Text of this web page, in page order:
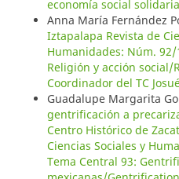
economía social
Anna María Fernández
Iztapalapa Revista de
Humanidades: Núm.
Religión y acción social/
Coordinador del TC
Guadalupe Margarita
gentrificación a
Centro Histórico de
Ciencias Sociales y
Tema Central 93: